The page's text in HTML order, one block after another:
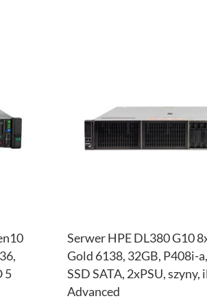
5
Serwer HPE DL380 G10
Gold 6138, 32GB, P408i-
SSD SATA, 2xPSU, szyny,
Advanced